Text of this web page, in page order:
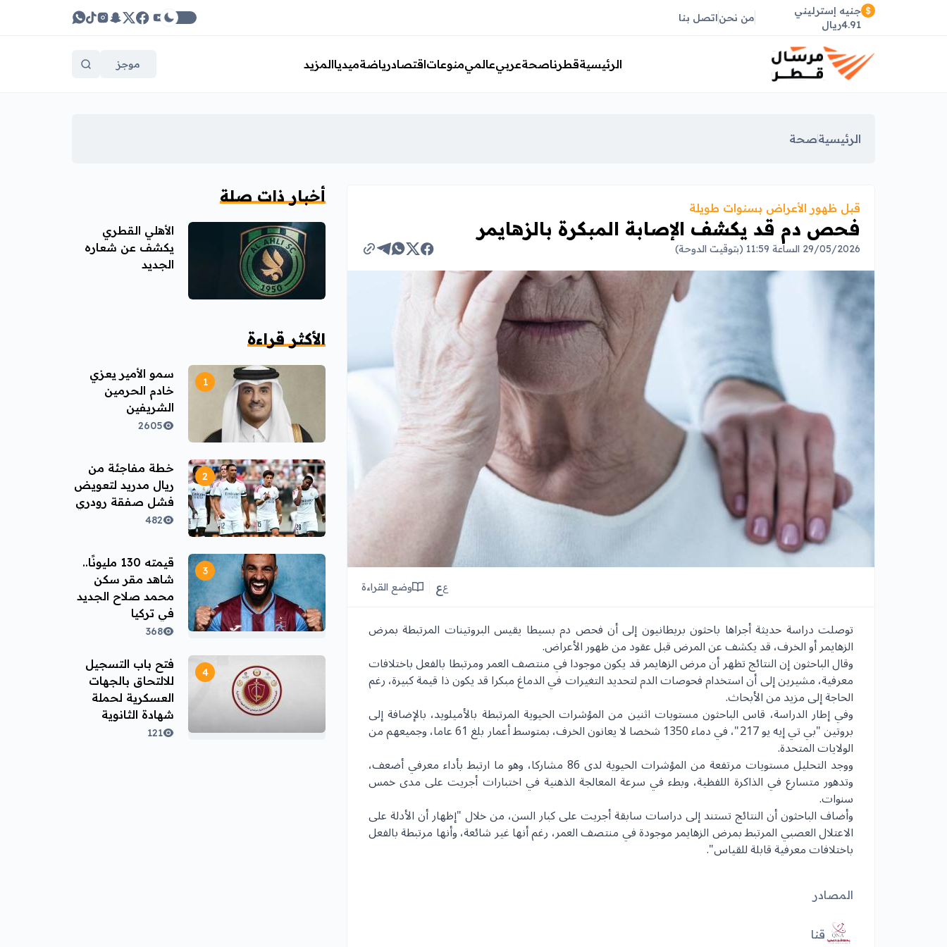
جنيه إسترليني
4.91ريال
من نحناتصل بنا
الرئيسيةقطرناصحةعربيعالميمنوعاتاقتصادرياضةميدياالمزيد موجز
الرئيسيةصحة
قبل ظهور الأعراض بسنوات طويلة
فحص دم قد يكشف الإصابة المبكرة بالزهايمر
29/05/2026 الساعة 11:59 (بتوقيت الدوحة)
عع وضع القراءة
توصلت دراسة حديثة أجراها باحثون بريطانيون إلى أن فحص دم بسيطا يقيس البروتينات المرتبطة بمرض
الزهايمر أو الخرف، قد يكشف عن المرض قبل عقود من ظهور الأعراض.
وقال الباحثون إن النتائج تظهر أن مرض الزهايمر قد يكون موجودا في منتصف العمر ومرتبطا بالفعل باختلافات
معرفية، مشيرين إلى أن استخدام فحوصات الدم لتحديد التغيرات في الدماغ مبكرا قد يكون ذا قيمة كبيرة، رغم
الحاجة إلى مزيد من الأبحاث.
وفي إطار الدراسة، قاس الباحثون مستويات اثنين من المؤشرات الحيوية المرتبطة بالأميلويد، بالإضافة إلى
بروتين "بي تي إيه يو 217"، في دماء 1350 شخصا لا يعانون الخرف، بمتوسط أعمار بلغ 61 عاما، وجميعهم من
الولايات المتحدة.
ووجد التحليل مستويات مرتفعة من المؤشرات الحيوية لدى 86 مشاركا، وهو ما ارتبط بأداء معرفي أضعف،
وتدهور متسارع في الذاكرة اللفظية، وبطء في سرعة المعالجة الذهنية في اختبارات أجريت على مدى خمس
سنوات.
وأضاف الباحثون أن النتائج تستند إلى دراسات سابقة أجريت على كبار السن، من خلال "إظهار أن الأدلة على
الاعتلال العصبي المرتبط بمرض الزهايمر موجودة في منتصف العمر، رغم أنها غير شائعة، وأنها مرتبطة بالفعل
باختلافات معرفية قابلة للقياس".
المصادر
قنا
أخبار ذات صلة
الأهلي القطري
يكشف عن شعاره
الجديد
الأكثر قراءة
سمو الأمير يعزي
خادم الحرمين
الشريفين
2605
خطة مفاجئة من
ريال مدريد لتعويض
فشل صفقة رودري
482
قيمته 130 مليونًا..
شاهد مقر سكن
محمد صلاح الجديد
في تركيا
368
فتح باب التسجيل
للالتحاق بالجهات
العسكرية لحملة
شهادة الثانوية
العامة أو ما يعادلها
121